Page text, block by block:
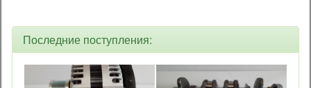
Последние поступления: